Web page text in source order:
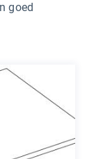
goed